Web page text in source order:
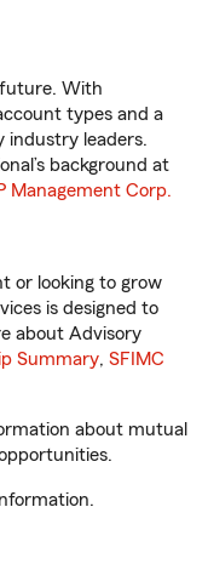
With
types and a
industry leaders.
background at
Management Corp.
or looking to grow
is designed to
about Advisory
Summary, SFIMC
about mutual